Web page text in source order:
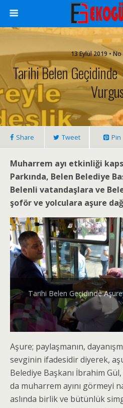
13 Eylül 2019 •
Tarihi Belen
Share Tweet Pin
Muharrem ayı etkinliği
Parkında, Belen Belediye
Belenli vatandaşlara ve
şoför ve yolculara aşure
Tarihi Belen Geçidinde
Aşure; paylaşmanın,
sevginin ifadesidir diyerek,
Belediye Başkanı İbrahim
da muharrem ayını görmeyi
aslında birlik ve bütünlük